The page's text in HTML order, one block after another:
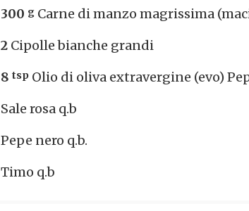
300 g Carne di manzo magrissima
2 Cipolle bianche grandi
8 tsp Olio di oliva extravergine (evo)
Sale rosa q.b
Pepe nero q.b.
Timo q.b